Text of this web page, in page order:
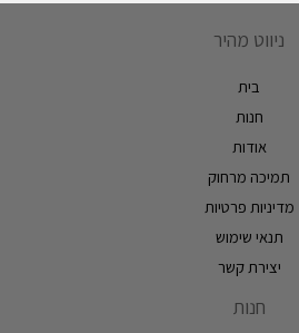
ניווט מהיר
בית
חנות
אודות
תמיכה מרחוק
מדיניות פרטיות
תנאי שימוש
יצירת קשר
חנות